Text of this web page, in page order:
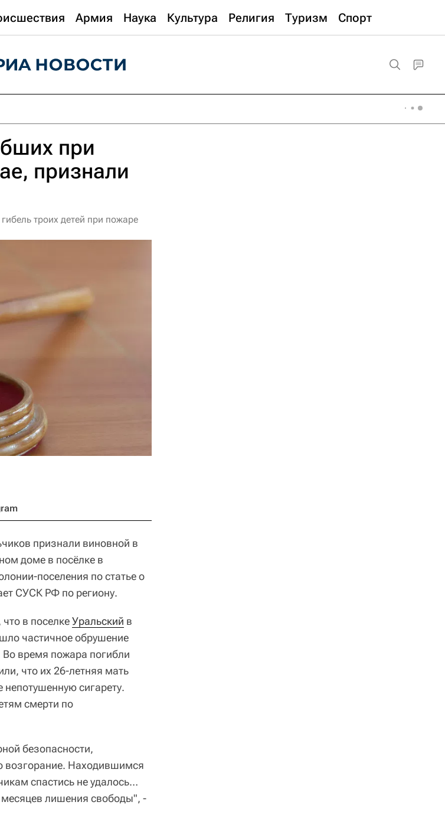
Армия Наука Культура Религия Туризм Спорт
при
признали
троих детей при пожаре
признали виновной в
доме в посёлке в
поселения по статье о
СУСК РФ по региону.
в поселкеУральский в
частичное обрушение
время пожара погибли
что их 26-летняя мать
сигарету.
смерти по
безопасности,
возгорание. Находившимся
спастись не удалось…
лишения свободы", -